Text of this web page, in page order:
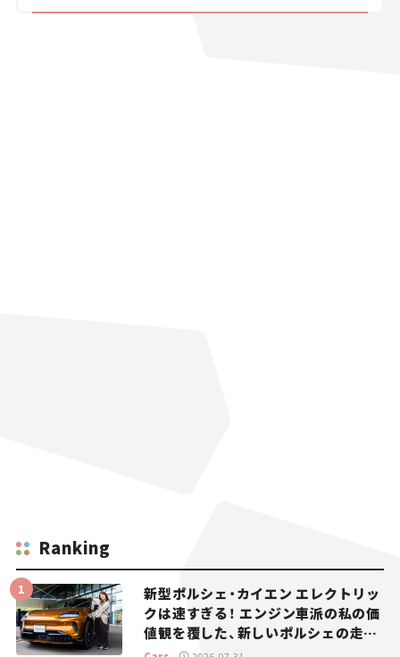
Ranking
新型ポルシェ・カイエン エレクトリッ
クは速すぎる！ エンジン車派の私の価
値観を覆した、新しいポルシェの走
り。